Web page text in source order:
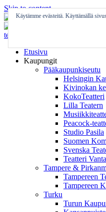
Skip to content
Etusivu
Kaupungit
Pääkaupunkiseutu
Helsingin
Kivinokan
KokoTeatteri
Lilla Teatern
Peacock-
Studio Pasila
Suomen
Svenska
Teatteri
Tampere &
Tampereen
Tampereen
Turku
Turun
Käytämme evästeitä. Käyttämällä